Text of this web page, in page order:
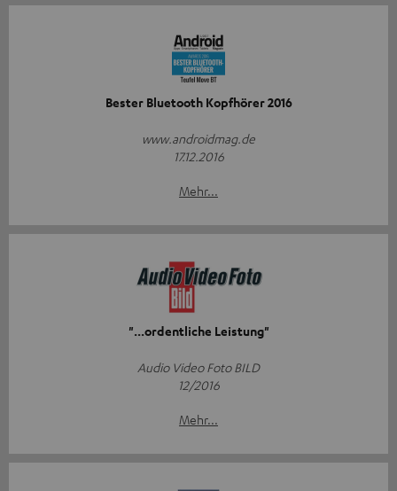
Bester Bluetooth Kopfhörer 2016
www.androidmag.de
17.12.2016
Mehr...
"...ordentliche Leistung"
Audio Video Foto BILD
12/2016
Mehr...